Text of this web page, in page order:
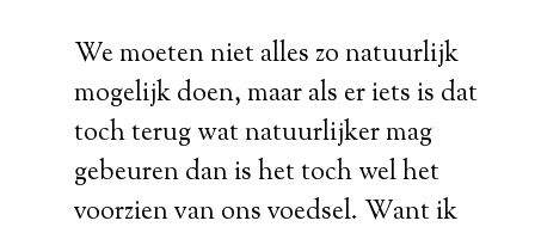
We moeten niet alles zo natuurlijk
mogelijk doen, maar als er iets is dat
toch terug wat natuurlijker mag
gebeuren dan is het toch wel het
voorzien van ons voedsel. Want ik